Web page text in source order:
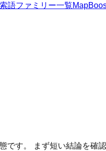
語ファミリー一覧
す。 まず短い結論を